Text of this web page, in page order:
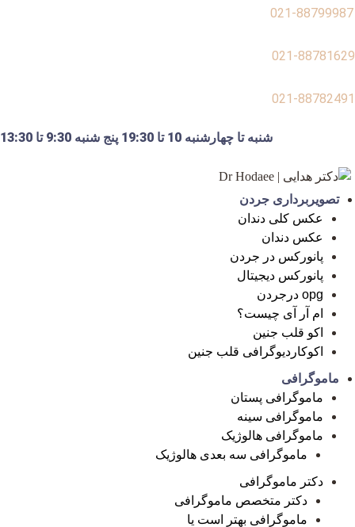
021-88799987
021-88781629
021-88782491
شنبه تا چهارشنبه 10 تا 19:30 پنج شنبه 9:30 تا 13:30
تصویربرداری جردن
عکس کلی دندان
عکس دندان
پانورکس در جردن
پانورکس دیجیتال
opg درجردن
ام آر آی چیست؟
اکو قلب جنین
اکوکاردیوگرافی قلب جنین
ماموگرافی
ماموگرافی پستان
ماموگرافی سینه
ماموگرافی هالوژیک
ماموگرافی سه بعدی هالوژیک
دکتر ماموگرافی
دکتر متخصص ماموگرافی
ماموگرافی بهتر است یا